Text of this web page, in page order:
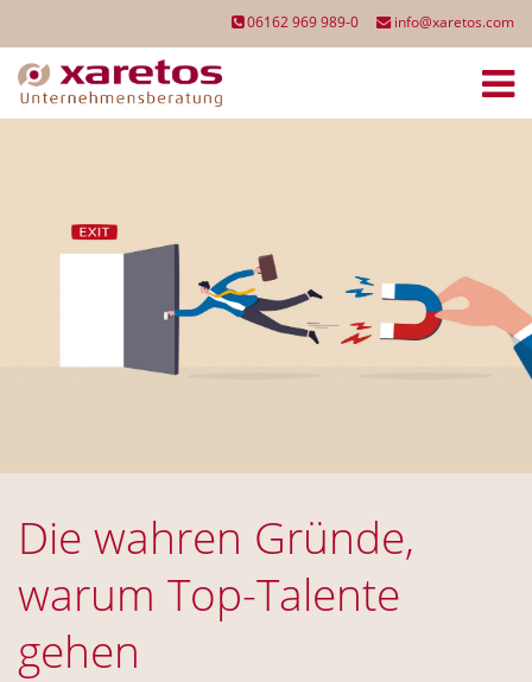
06162 969 989-0 info@xaretos.com
Die wahren Gründe,
warum Top-Talente
gehen